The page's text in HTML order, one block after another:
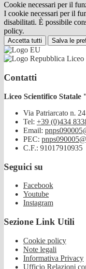
Cookie necessari per il
I cookie necessari per il
disabilitati. È possibile
policy.
Accetta tutti Salva le
Liceo
Contatti
Liceo Scientifico
Via Patriarcato n.
Tel: +39 (0)434
Email:
PEC:
C.F.: 91017910935
Seguici su
Facebook
Youtube
Instagram
Sezione Link Utili
Cookie policy
Note legali
Informativa Privacy
Ufficio Relazioni